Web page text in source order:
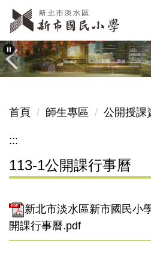
跳
到
主
要
內
區
首頁 師生專區 公開授課
:::
113-1公開課行事曆
新北市淡水區新市國民小
開課行事曆.pdf